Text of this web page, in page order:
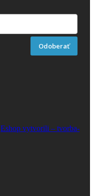
Odoberať
Eshop vytvorili – tvorba-